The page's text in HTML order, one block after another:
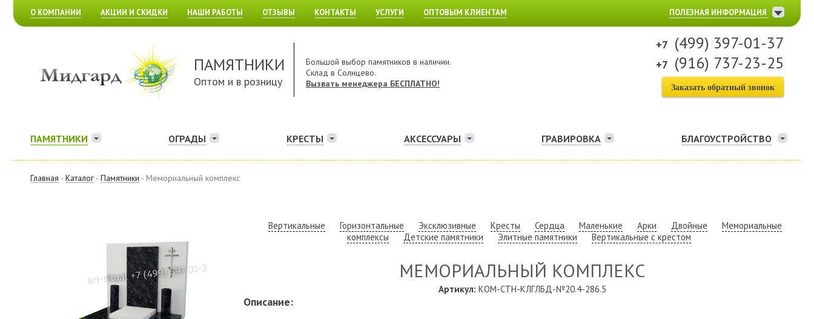
О КОМПАНИИ АКЦИИ И СКИДКИ НАШИ РАБОТЫ ОТЗЫВЫ КОНТАКТЫ УСЛУГИ ОПТОВЫМ КЛИЕНТАМ ПОЛЕЗНАЯ ИНФОРМАЦИЯ
ПАМЯТНИКИ
Оптом и в розницу
Большой выбор памятников в наличии.
Склад в Солнцево.
Вызвать менеджера БЕСПЛАТНО!
(499) 397-01-37
(916) 737-23-25
Заказать обратный звонок
ПАМЯТНИКИ ОГРАДЫ КРЕСТЫ АКСЕССУАРЫ ГРАВИРОВКА БЛАГОУСТРОЙСТВО
Главная - Каталог - Памятники - Мемориальный комплекс
Вертикальные Горизонтальные Эксклюзивные Кресты Сердца Маленькие Арки Двойные
Мемориальные
комплексы
Детские памятники Элитные памятники Вертикальные с крестом
МЕМОРИАЛЬНЫЙ КОМПЛЕКС
Артикул: КОМ-СТН-КЛГЛБД-№20.4-286.5
Описание: